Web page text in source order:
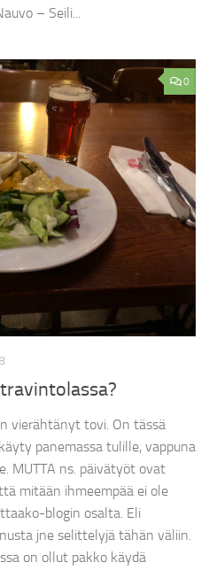
– Seili...
0
vierähtänyt tovi. On tässä
panemassa tulille, vappuna
MUTTA ns. päivätyöt ovat
mitään ihmeempää ei ole
blogin osalta. Eli
jne selittelyjä tähän väliin.
on ollut pakko käydä